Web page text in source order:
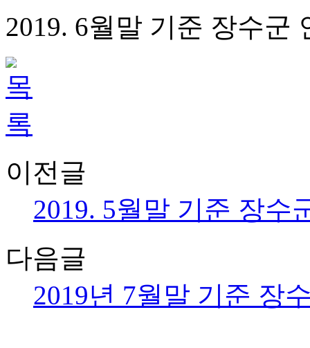
2019. 6월말 기준 장수군
이전글
2019. 5월말 기준 장수
다음글
2019년 7월말 기준 장